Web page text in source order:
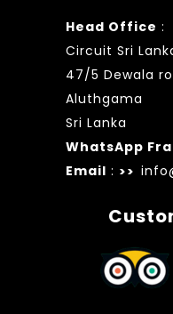
Head Office :
Circuit Sri
47/5 Dewala
Aluthgama
Sri Lanka
WhatsApp
Email :